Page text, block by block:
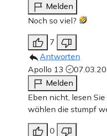
Melden
Noch so viel?
7
Antworten
Apollo 13
Melden
Eben nicht, lesen
wählen die stumpf
0